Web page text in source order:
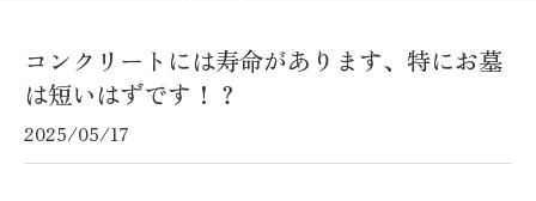
コンクリートには寿命があります、特にお墓
は短いはずです！？
2025/05/17